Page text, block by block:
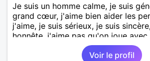
Je suis un homme calme, je suis
grand cœur, j'aime bien aider les
j'aime, je suis sérieux, je suis
honnête, j'aime pas qu'on joue
pas les mensonges. Je cherche une
amoureuse et sérieuse.Voir le profil